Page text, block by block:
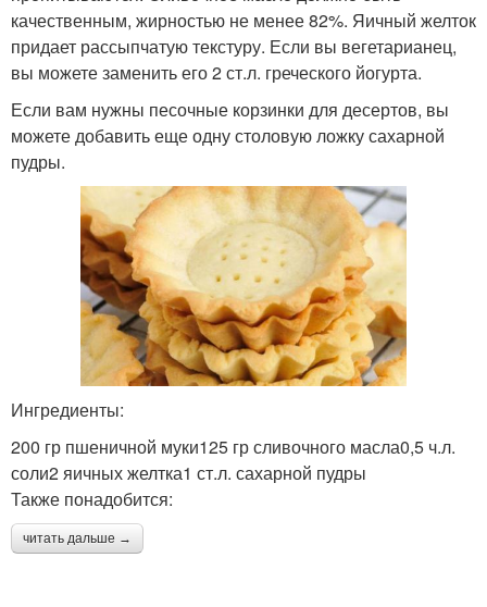
качественным, жирностью не менее 82%. Яичный желток
придает рассыпчатую текстуру. Если вы вегетарианец,
вы можете заменить его 2 ст.л. греческого йогурта.
Если вам нужны песочные корзинки для десертов, вы
можете добавить еще одну столовую ложку сахарной
пудры.
Ингредиенты:
200 гр пшеничной муки125 гр сливочного масла0,5 ч.л.
соли2 яичных желтка1 ст.л. сахарной пудры
Также понадобится:
читать дальше →